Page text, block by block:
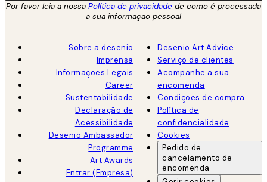
Por favor leia a nossa Política de privacidade de como é processada
a sua informação pessoal
Sobre a desenio
Imprensa
Informações Legais
Career
Sustentabilidade
Declaração de
Acessibilidade
Desenio Ambassador
Programme
Art Awards
Entrar (Empresa)
Desenio Art Advice
Serviço de clientes
Acompanhe a sua
encomenda
Condições de compra
Política de
confidencialidade
Cookies
Pedido de
cancelamento de
encomenda